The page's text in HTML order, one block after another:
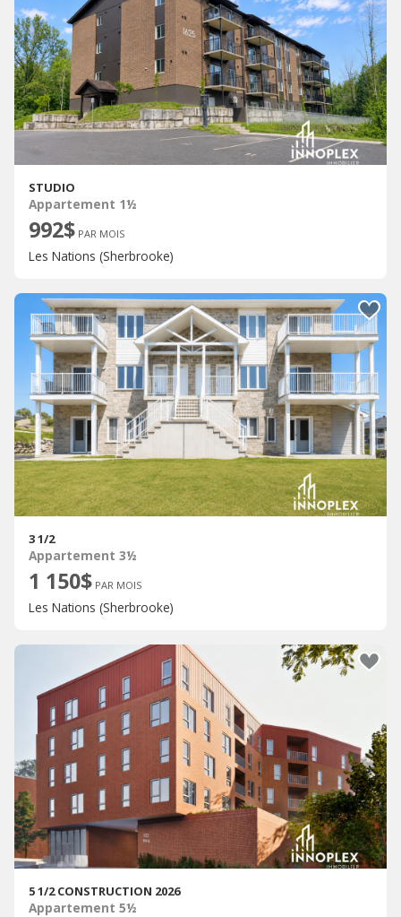
STUDIO
Appartement 1½
992$ PAR MOIS
Les Nations (Sherbrooke)
3 1/2
Appartement 3½
1 150$ PAR MOIS
Les Nations (Sherbrooke)
5 1/2 CONSTRUCTION 2026
Appartement 5½